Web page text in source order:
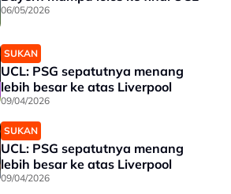
06/05/2026
SUKAN
UCL: PSG sepatutnya menang
lebih besar ke atas Liverpool
09/04/2026
SUKAN
UCL: PSG sepatutnya menang
lebih besar ke atas Liverpool
09/04/2026